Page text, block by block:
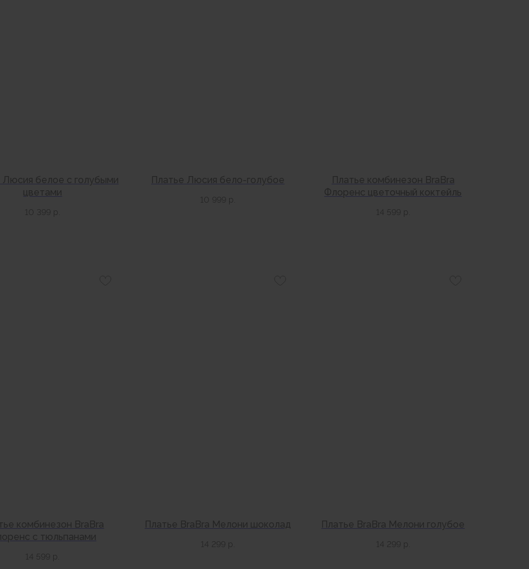
Люсия белое с голубыми
цветами
р.
Платье Люсия бело-голубое
р.
Платье комбинезон BraBra
Флоренс цветочный коктейль
14 599 р.
комбинезон BraBra
c тюльпанами
14 599 р.
Платье BraBra Мелони шоколад
р.
Платье BraBra Мелони голубое
р.